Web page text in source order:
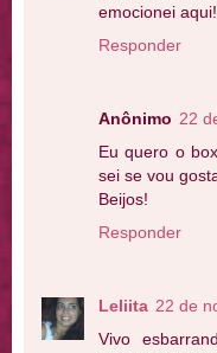
emocionei
Responder
Anônimo 22
Eu quero o
sei se vou
Beijos!
Responder
Leliita 22 de
Vivo